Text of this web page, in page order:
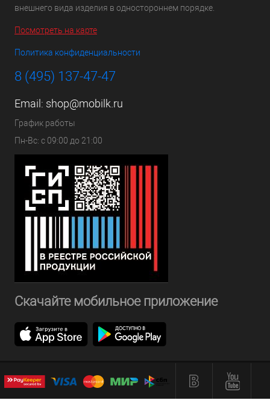
внешнего вида изделия в одностороннем порядке.
Посмотреть на карте
Политика конфиденциальности
8 (495) 137-47-47
Email: shop@mobilk.ru
График работы
Пн-Вс: с 09:00 до 21:00
Скачайте мобильное приложение